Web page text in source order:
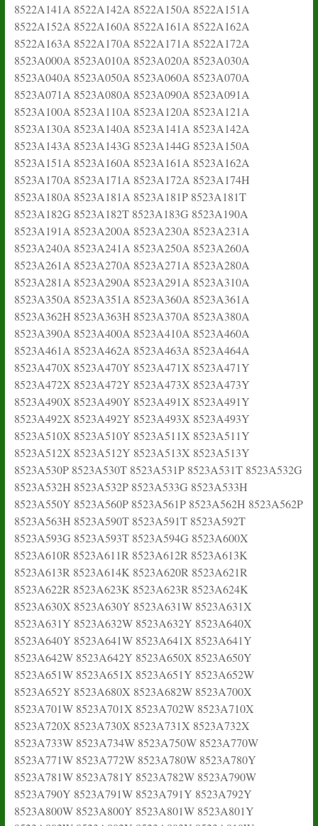
8522A141A 8522A142A 8522A150A 8522A151A
8522A152A 8522A160A 8522A161A 8522A162A
8522A163A 8522A170A 8522A171A 8522A172A
8523A000A 8523A010A 8523A020A 8523A030A
8523A040A 8523A050A 8523A060A 8523A070A
8523A071A 8523A080A 8523A090A 8523A091A
8523A100A 8523A110A 8523A120A 8523A121A
8523A130A 8523A140A 8523A141A 8523A142A
8523A143A 8523A143G 8523A144G 8523A150A
8523A151A 8523A160A 8523A161A 8523A162A
8523A170A 8523A171A 8523A172A 8523A174H
8523A180A 8523A181A 8523A181P 8523A181T
8523A182G 8523A182T 8523A183G 8523A190A
8523A191A 8523A200A 8523A230A 8523A231A
8523A240A 8523A241A 8523A250A 8523A260A
8523A261A 8523A270A 8523A271A 8523A280A
8523A281A 8523A290A 8523A291A 8523A310A
8523A350A 8523A351A 8523A360A 8523A361A
8523A362H 8523A363H 8523A370A 8523A380A
8523A390A 8523A400A 8523A410A 8523A460A
8523A461A 8523A462A 8523A463A 8523A464A
8523A470X 8523A470Y 8523A471X 8523A471Y
8523A472X 8523A472Y 8523A473X 8523A473Y
8523A490X 8523A490Y 8523A491X 8523A491Y
8523A492X 8523A492Y 8523A493X 8523A493Y
8523A510X 8523A510Y 8523A511X 8523A511Y
8523A512X 8523A512Y 8523A513X 8523A513Y
8523A530P 8523A530T 8523A531P 8523A531T 8523A532G
8523A532H 8523A532P 8523A533G 8523A533H
8523A550Y 8523A560P 8523A561P 8523A562H 8523A562P
8523A563H 8523A590T 8523A591T 8523A592T
8523A593G 8523A593T 8523A594G 8523A600X
8523A610R 8523A611R 8523A612R 8523A613K
8523A613R 8523A614K 8523A620R 8523A621R
8523A622R 8523A623K 8523A623R 8523A624K
8523A630X 8523A630Y 8523A631W 8523A631X
8523A631Y 8523A632W 8523A632Y 8523A640X
8523A640Y 8523A641W 8523A641X 8523A641Y
8523A642W 8523A642Y 8523A650X 8523A650Y
8523A651W 8523A651X 8523A651Y 8523A652W
8523A652Y 8523A680X 8523A682W 8523A700X
8523A701W 8523A701X 8523A702W 8523A710X
8523A720X 8523A730X 8523A731X 8523A732X
8523A733W 8523A734W 8523A750W 8523A770W
8523A771W 8523A772W 8523A780W 8523A780Y
8523A781W 8523A781Y 8523A782W 8523A790W
8523A790Y 8523A791W 8523A791Y 8523A792Y
8523A800W 8523A800Y 8523A801W 8523A801Y